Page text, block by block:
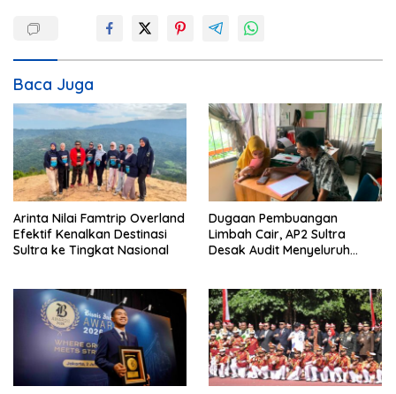
s
i
p
o
s
Baca Juga
Arinta Nilai Famtrip Overland
Efektif Kenalkan Destinasi
Sultra ke Tingkat Nasional
Dugaan Pembuangan
Limbah Cair, AP2 Sultra
Desak Audit Menyeluruh
Hukum